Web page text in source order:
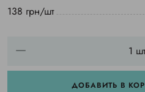
138 грн/шт
ДОБАВИТЬ В